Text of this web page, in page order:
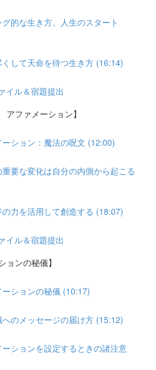
的な生き方、人生のスタート
して天命を待つ生き方 (16:14)
ル＆宿題提出
ファメーション】
ション：魔法の呪文 (12:00)
要な変化は自分の内側から起こる
力を活用して創造する (18:07)
ル＆宿題提出
ンの秘儀】
ションの秘儀 (10:17)
のメッセージの届け方 (15:12)
ションを設定するときの諸注意